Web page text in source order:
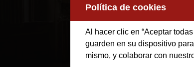
Reial Cercle Artístic
Programas y Actividades
Política de cookies
Al hacer clic en “Aceptar
guarden en su dispositivo
mismo, y colaborar con